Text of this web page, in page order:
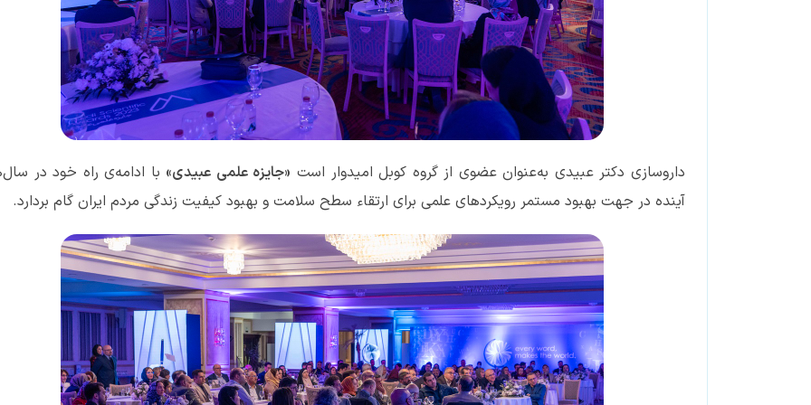
داروسازی دکتر عبیدی به‌عنوان عضوی از گروه کوبل امیدوار است «جایزه‌ علمی عبیدی» با ادامه‌ی راه خود در
آینده در جهت بهبود مستمر رویکردهای علمی برای ارتقاء سطح سلامت و بهبود کیفیت زندگی مردم ایران گام بردارد.